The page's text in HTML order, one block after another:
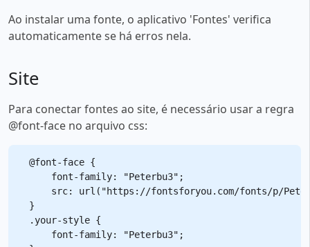
Ao instalar uma fonte, o aplicativo 'Fontes' verifica
automaticamente se há erros nela.
Site
Para conectar fontes ao site, é necessário usar a regra
@font-face no arquivo css:
@font-face {
    font-family: "Peterbu3";
src: url("https://fontsforyou.com/fonts/p/
}
.your-style {
    font-family: "Peterbu3";